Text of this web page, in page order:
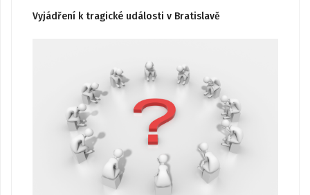
Vyjádření k tragické události v Bratislavě